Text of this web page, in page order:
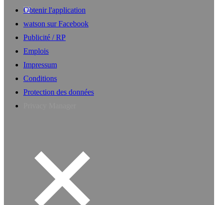
Obtenir l'application
watson sur Facebook
Publicité / RP
Emplois
Impressum
Conditions
Protection des données